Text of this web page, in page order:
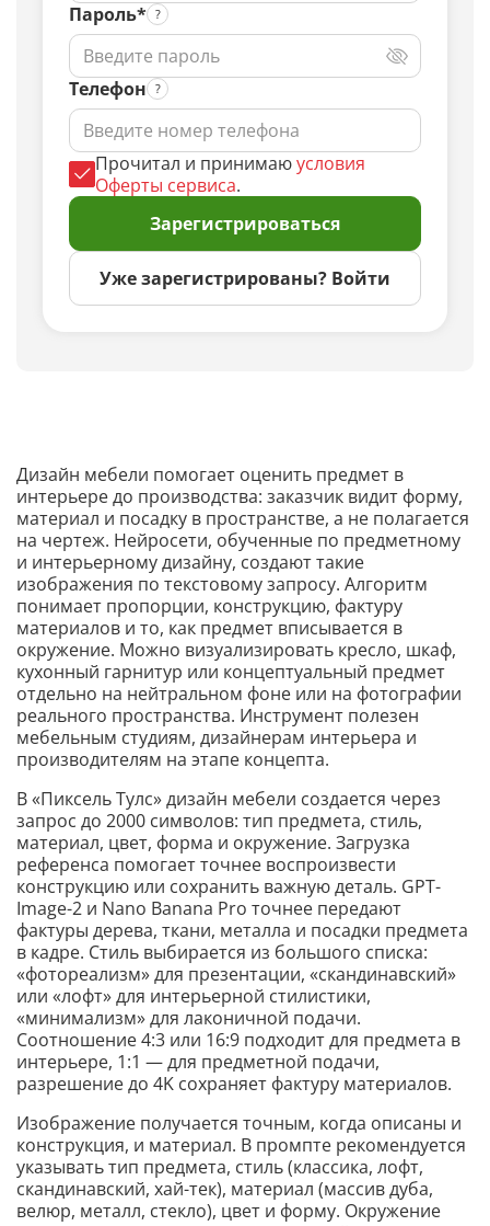
Пароль*
Телефон
Прочитал и принимаюусловия
Оферты сервиса.
Зарегистрироваться
Уже зарегистрированы? Войти
Дизайн мебели помогает оценить предмет в
интерьере до производства: заказчик видит форму,
материал и посадку в пространстве, а не полагается
на чертеж. Нейросети, обученные по предметному
и интерьерному дизайну, создают такие
изображения по текстовому запросу. Алгоритм
понимает пропорции, конструкцию, фактуру
материалов и то, как предмет вписывается в
окружение. Можно визуализировать кресло, шкаф,
кухонный гарнитур или концептуальный предмет
отдельно на нейтральном фоне или на фотографии
реального пространства. Инструмент полезен
мебельным студиям, дизайнерам интерьера и
производителям на этапе концепта.
В «Пиксель Тулс» дизайн мебели создается через
запрос до 2000 символов: тип предмета, стиль,
материал, цвет, форма и окружение. Загрузка
референса помогает точнее воспроизвести
конструкцию или сохранить важную деталь. GPT-
Image-2 и Nano Banana Pro точнее передают
фактуры дерева, ткани, металла и посадки предмета
в кадре. Стиль выбирается из большого списка:
«фотореализм» для презентации, «скандинавский»
или «лофт» для интерьерной стилистики,
«минимализм» для лаконичной подачи.
Соотношение 4:3 или 16:9 подходит для предмета в
интерьере, 1:1 — для предметной подачи,
разрешение до 4K сохраняет фактуру материалов.
Изображение получается точным, когда описаны и
конструкция, и материал. В промпте рекомендуется
указывать тип предмета, стиль (классика, лофт,
скандинавский, хай-тек), материал (массив дуба,
велюр, металл, стекло), цвет и форму. Окружение